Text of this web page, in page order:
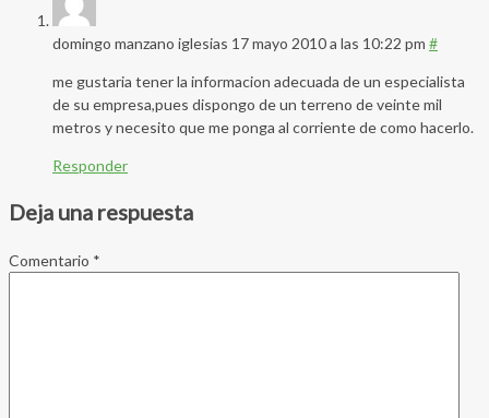
domingo manzano iglesias 17 mayo 2010 a las 10:22 pm #
me gustaria tener la informacion adecuada de un especialista
de su empresa,pues dispongo de un terreno de veinte mil
metros y necesito que me ponga al corriente de como hacerlo.
Responder
Deja una respuesta
Comentario *